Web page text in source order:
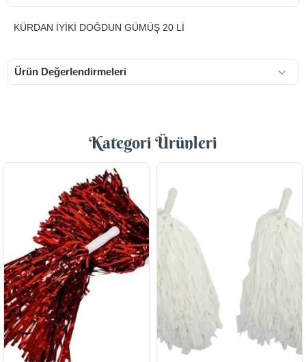
KÜRDAN İYİKİ DOĞDUN GÜMÜŞ 20 Lİ
Ürün Değerlendirmeleri
Kategori Ürünleri